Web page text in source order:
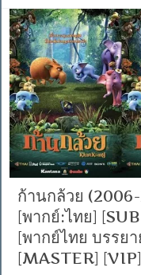
Devil
Wears
Prada
(2006)
นาง
มาร
สวม
ปราด้
า
[เสียง
อังกฤษ
DTS:
5.1
/
ไทย
DD
5.1
Blu-
Master]
ก้านกล้วย
[พากย์:ไทย]
[พากย์ไทย บรรย
[MASTER] [VIP]